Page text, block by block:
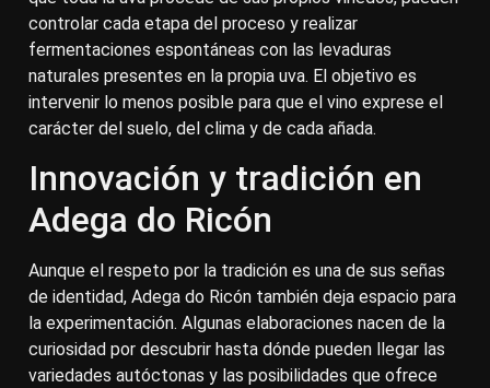
controlar cada etapa del proceso y realizar
fermentaciones espontáneas con las levaduras
naturales presentes en la propia uva. El objetivo es
intervenir lo menos posible para que el vino exprese el
carácter del suelo, del clima y de cada añada.
Innovación y tradición en
Adega do Ricón
Aunque el respeto por la tradición es una de sus señas
de identidad, Adega do Ricón también deja espacio para
la experimentación. Algunas elaboraciones nacen de la
curiosidad por descubrir hasta dónde pueden llegar las
variedades autóctonas y las posibilidades que ofrece